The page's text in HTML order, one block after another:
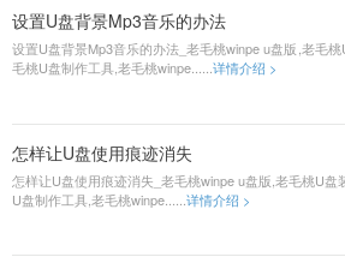
设置U盘背景Mp3音乐的办法
设置U盘背景Mp3音乐的办法_老毛桃winpe u盘版,老毛
毛桃U盘制作工具,老毛桃winpe......详情介绍 >
怎样让U盘使用痕迹消失
怎样让U盘使用痕迹消失_老毛桃winpe u盘版,老毛桃U盘
U盘制作工具,老毛桃winpe...... 详情介绍 >